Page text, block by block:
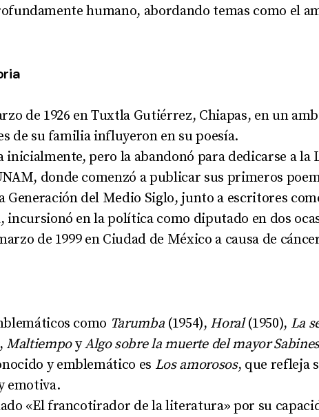
humano, abordando temas como el
de 1926 en Tuxtla Gutiérrez, Chiapas, en un
de su familia influyeron en su poesía.
inicialmente, pero la abandonó para dedicarse a la
donde comenzó a publicar sus primeros
Generación del Medio Siglo, junto a escritores
incursionó en la política como diputado en dos
de 1999 en Ciudad de México a causa de cáncer
como Tarumba(1954), Horal(1950), La
MaltiempoyAlgo sobre la muerte del mayor Sabines
y emblemático es Los amorosos, que refleja
emotiva.
«El francotirador de la literatura» por su